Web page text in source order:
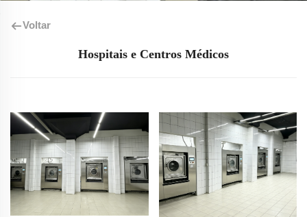
Voltar
Hospitais e Centros Médicos